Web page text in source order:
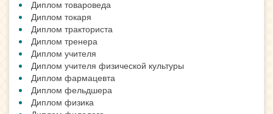
Диплом товароведа
Диплом токаря
Диплом тракториста
Диплом тренера
Диплом учителя
Диплом учителя физической культуры
Диплом фармацевта
Диплом фельдшера
Диплом физика